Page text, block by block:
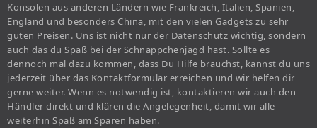
Konsolen aus anderen Ländern wie Frankreich, Italien, Spanien,
England und besonders China, mit den vielen Gadgets zu sehr
guten Preisen. Uns ist nicht nur der Datenschutz wichtig, sondern
auch das du Spaß bei der Schnäppchenjagd hast. Sollte es
dennoch mal dazu kommen, dass Du Hilfe brauchst, kannst du uns
jederzeit über das Kontaktformular erreichen und wir helfen dir
gerne weiter. Wenn es notwendig ist, kontaktieren wir auch den
Händler direkt und klären die Angelegenheit, damit wir alle
weiterhin Spaß am Sparen haben.